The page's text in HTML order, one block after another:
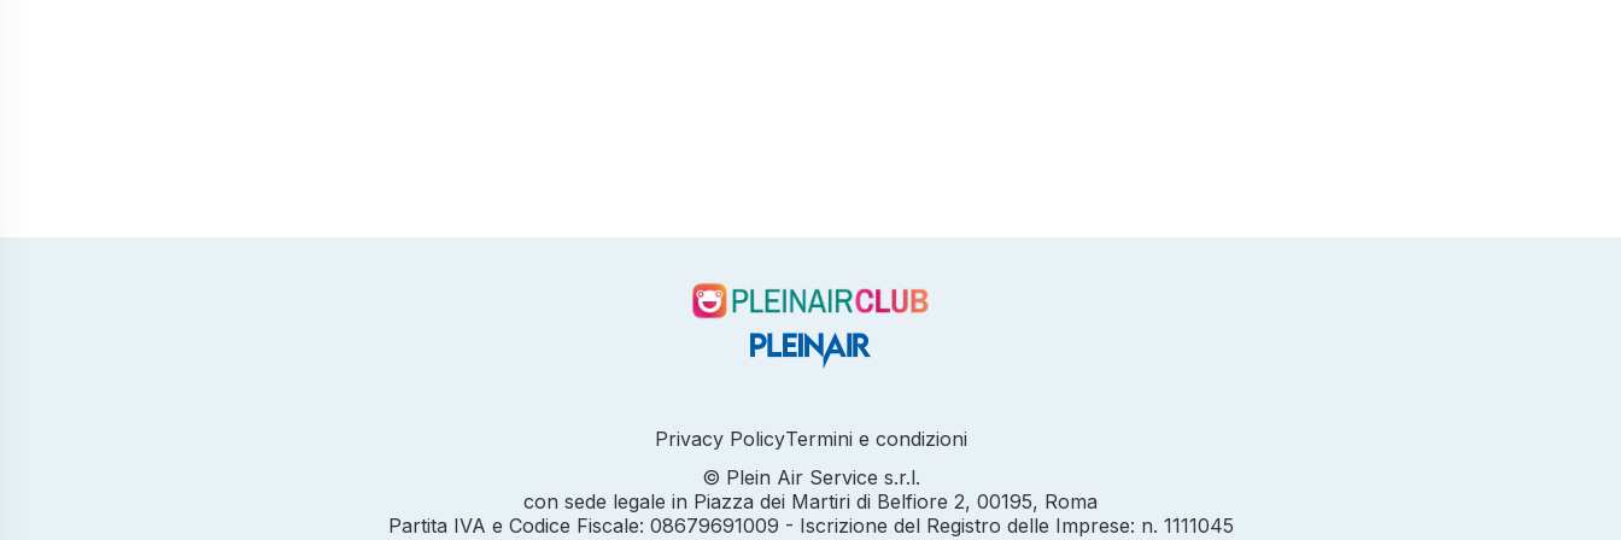
Privacy PolicyTermini e condizioni
© Plein Air Service s.r.l.
con sede legale in Piazza dei Martiri di Belfiore 2, 00195, Roma
Partita IVA e Codice Fiscale: 08679691009 - Iscrizione del Registro delle Imprese: n. 1111045